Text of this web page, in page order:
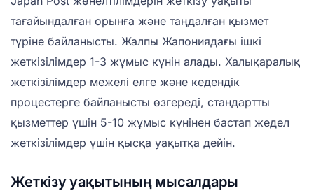
тағайындалған орынға және таңдалған қызмет
түріне байланысты. Жалпы Жапониядағы ішкі
жеткізілімдер 1-3 жұмыс күнін алады. Халықаралық
жеткізілімдер межелі елге және кедендік
процестерге байланысты өзгереді, стандартты
қызметтер үшін 5-10 жұмыс күнінен бастап жедел
жеткізілімдер үшін қысқа уақытқа дейін.
Жеткізу уақытының мысалдары